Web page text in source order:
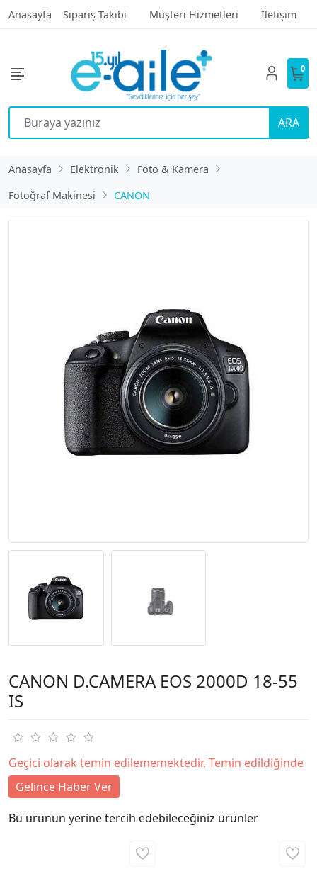
Anasayfa Sipariş Takibi Müşteri Hizmetleri İletişim
ARA
0
Anasayfa Elektronik
Foto & Kamera
Fotoğraf Makinesi
CANON
CANON D.CAMERA EOS 2000D 18-55
IS
Geçici olarak temin edilememektedir. Temin edildiğinde
Gelince Haber Ver
Bu ürünün yerine tercih edebileceğiniz ürünler